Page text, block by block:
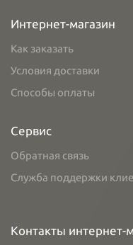
Интернет-магазин
Как заказать
Условия доставки
Способы оплаты
Сервис
Обратная связь
Служба поддержки
Контакты интернет-